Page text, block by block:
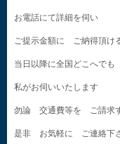
お電話にて詳細を伺い
ご提示金額に ご納得頂け
当日以降に全国どこへでも
私がお伺いいたします
勿論 交通費等を ご請求
是非 お気軽に ご連絡下